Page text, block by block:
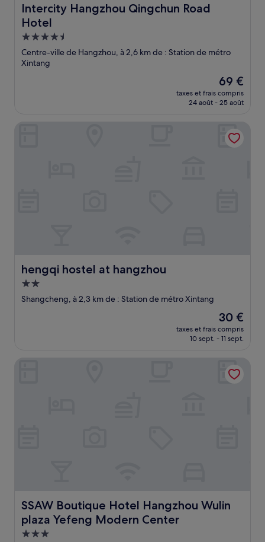
Intercity Hangzhou Qingchun Road
Hotel
Intercity Hangzhou Qingchun Road Hotel
Hébergement
4.5 étoiles
Centre-ville de Hangzhou, à 2,6 km de : Station de métro
Xintang
Le
nouveau
prix
de
69 €
69 €
taxes et frais compris
24 août - 25 août
hengqi hostel at hangzhou
hengqi hostel at hangzhou
Hébergement
2.0 étoiles
Shangcheng, à 2,3 km de : Station de métro Xintang
Le
nouveau
prix
de
30 €
30 €
taxes et frais compris
10 sept. - 11 sept.
SSAW Boutique Hotel Hangzhou Wulin
plaza Yefeng Modern Center
SSAW Boutique Hotel Hangzhou Wulin plaza Yefeng
Hébergement
SSAW Boutique Hotel Hangzhou Wulin plaza Yefeng